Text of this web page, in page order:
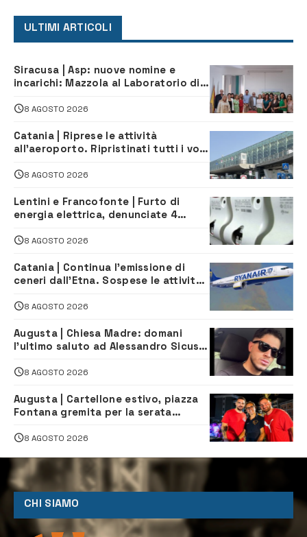
ULTIMI ARTICOLI
Siracusa | Asp: nuove nomine e
incarichi: Mazzola al Laboratorio di
Servizio Legale
8 AGOSTO 2026
Catania | Riprese le attività
all’aeroporto. Ripristinati tutti i voli
8 AGOSTO 2026
Lentini e Francofonte | Furto di
energia elettrica, denunciate 4
8 AGOSTO 2026
Catania | Continua l’emissione di
ceneri dall’Etna. Sospese le attività
8 AGOSTO 2026
Augusta | Chiesa Madre: domani
l’ultimo saluto ad Alessandro Sicuso,
8 AGOSTO 2026
Augusta | Cartellone estivo, piazza
Fontana gremita per la serata
8 AGOSTO 2026
CHI SIAMO